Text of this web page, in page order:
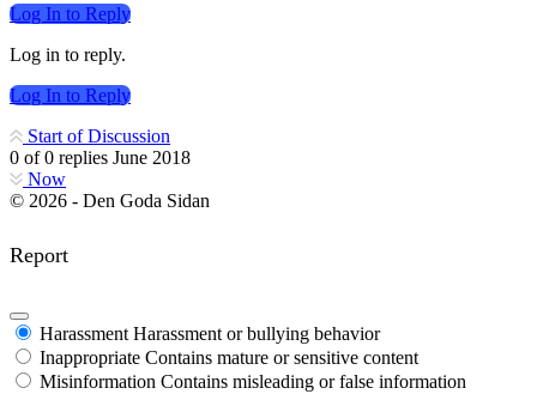
Log In to Reply
Log in to reply.
Log In to Reply
Start of Discussion
0 of0 replies June 2018
Now
© 2026 - Den Goda Sidan
Report
Harassment Harassment or bullying behavior
Inappropriate Contains mature or sensitive content
Misinformation Contains misleading or false information